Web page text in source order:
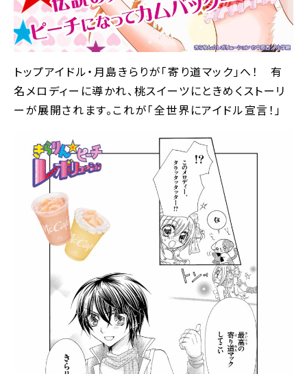
トップアイドル・月島きらりが｢寄り道マック｣へ！ 有
名メロディーに導かれ、桃スイーツにときめくストーリ
ーが展開されます。これが｢全世界にアイドル宣言！｣